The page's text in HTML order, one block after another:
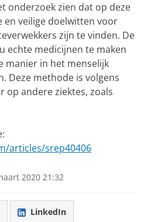
onderzoek zien dat op deze
en veilige doelwitten voor
zijn te vinden. De
echte medicijnen te maken
manier in het menselijk
Deze methode is volgens
op andere ziektes, zoals
articles/srep40406
2020 21:32
LinkedIn